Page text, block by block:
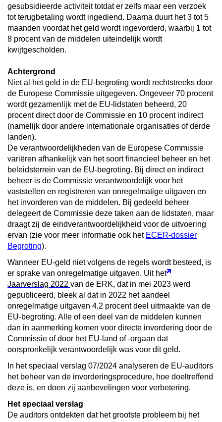
gesubsidieerde activiteit totdat er zelfs maar een verzoek
tot terugbetaling wordt ingediend. Daarna duurt het 3 tot 5
maanden voordat het geld wordt ingevorderd, waarbij 1 tot
8 procent van de middelen uiteindelijk wordt
kwijtgescholden.
Achtergrond
Niet al het geld in de EU-begroting wordt rechtstreeks door
de Europese Commissie uitgegeven. Ongeveer 70 procent
wordt gezamenlijk met de EU-lidstaten beheerd, 20
procent direct door de Commissie en 10 procent indirect
(namelijk door andere internationale organisaties of derde
landen).
De verantwoordelijkheden van de Europese Commissie
variëren afhankelijk van het soort financieel beheer en het
beleidsterrein van de EU-begroting. Bij direct en indirect
beheer is de Commissie verantwoordelijk voor het
vaststellen en registreren van onregelmatige uitgaven en
het invorderen van de middelen. Bij gedeeld beheer
delegeert de Commissie deze taken aan de lidstaten, maar
draagt zij de eindverantwoordelijkheid voor de uitvoering
ervan (zie voor meer informatie ook het ECER-dossier
Begroting).
Wanneer EU-geld niet volgens de regels wordt besteed, is
er sprake van onregelmatige uitgaven. Uit het
Jaarverslag 2022 van de ERK, dat in mei 2023 werd
gepubliceerd, bleek al dat in 2022 het aandeel
onregelmatige uitgaven 4,2 procent deel uitmaakte van de
EU-begroting. Alle of een deel van de middelen kunnen
dan in aanmerking komen voor directe invordering door de
Commissie of door het EU-land of -orgaan dat
oorspronkelijk verantwoordelijk was voor dit geld.
In het speciaal verslag 07/2024 analyseren de EU-auditors
het beheer van de invorderingsprocedure, hoe doeltreffend
deze is, en doen zij aanbevelingen voor verbetering.
Het speciaal verslag
De auditors ontdekten dat het grootste probleem bij het